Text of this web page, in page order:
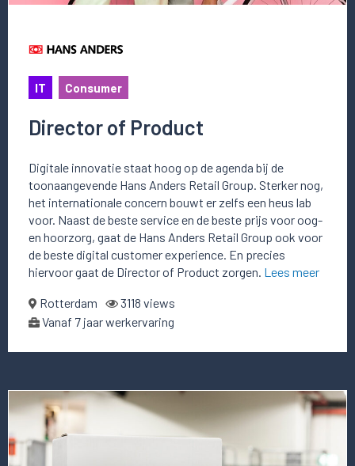
IT Consumer
Director of Product
Digitale innovatie staat hoog op de agenda bij de
toonaangevende Hans Anders Retail Group. Sterker nog,
het internationale concern bouwt er zelfs een heus lab
voor. Naast de beste service en de beste prijs voor oog-
en hoorzorg, gaat de Hans Anders Retail Group ook voor
de beste digital customer experience. En precies
hiervoor gaat de Director of Product zorgen. Lees meer
Rotterdam
3118 views
Vanaf 7 jaar werkervaring
meer
over
deze